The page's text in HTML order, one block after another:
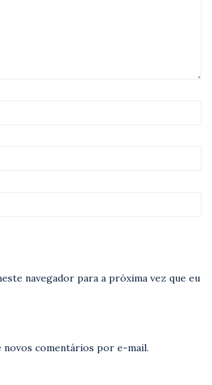
navegador para a próxima vez que eu
comentários por e-mail.